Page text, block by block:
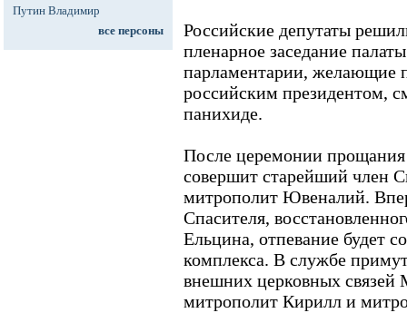
Путин Владимир
все персоны
Российские депутаты
пленарное заседание
парламентарии, желающие
российским президентом,
панихиде.
После церемонии прощания
совершит старейший член
митрополит Ювеналий.
Спасителя,
Ельцина, отпевание будет
комплекса. В службе
внешних церковных связей
митрополит Кирилл и